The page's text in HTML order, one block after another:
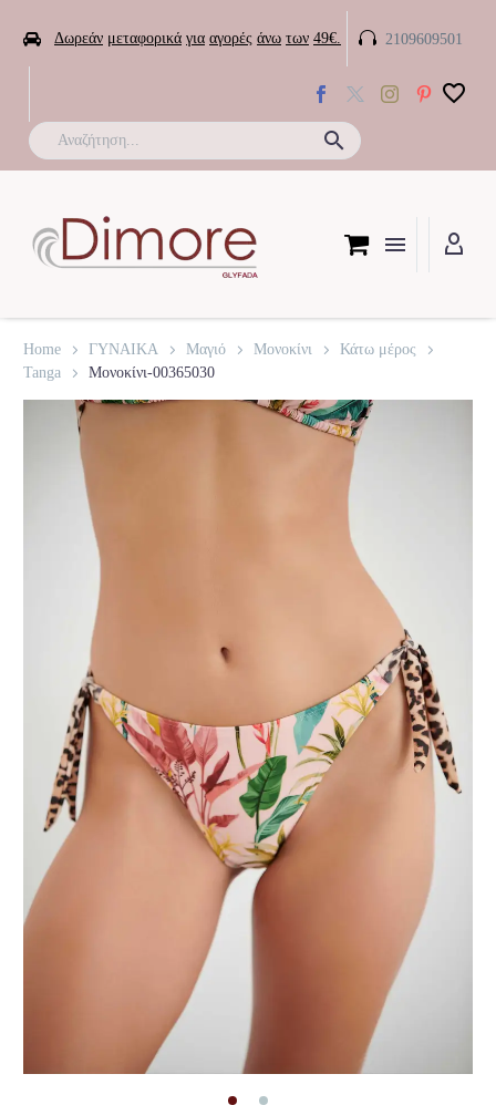
 Δωρεάν μεταφορικά για αγορές άνω των 49€. 
 2109609501
Home ΓΥΝΑΙΚΑ Μαγιό Μονοκίνι
Κάτω μέρος
Tanga
Μονοκίνι-00365030